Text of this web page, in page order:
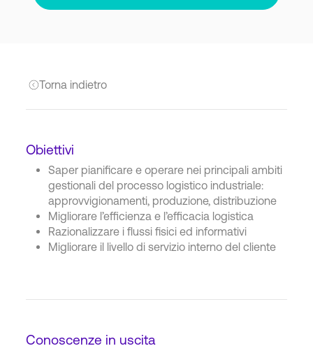
Torna indietro
Obiettivi
Saper pianificare e operare nei principali ambiti
gestionali del processo logistico industriale:
approvvigionamenti, produzione, distribuzione
Migliorare l’efficienza e l’efficacia logistica
Razionalizzare i flussi fisici ed informativi
Migliorare il livello di servizio interno del cliente
Conoscenze in uscita